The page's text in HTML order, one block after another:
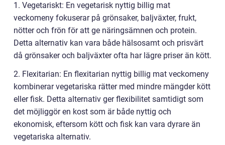
1. Vegetariskt: En vegetarisk nyttig billig mat
veckomeny fokuserar på grönsaker, baljväxter, frukt,
nötter och frön för att ge näringsämnen och protein.
Detta alternativ kan vara både hälsosamt och prisvärt
då grönsaker och baljväxter ofta har lägre priser än kött.
2. Flexitarian: En flexitarian nyttig billig mat veckomeny
kombinerar vegetariska rätter med mindre mängder kött
eller fisk. Detta alternativ ger flexibilitet samtidigt som
det möjliggör en kost som är både nyttig och
ekonomisk, eftersom kött och fisk kan vara dyrare än
vegetariska alternativ.